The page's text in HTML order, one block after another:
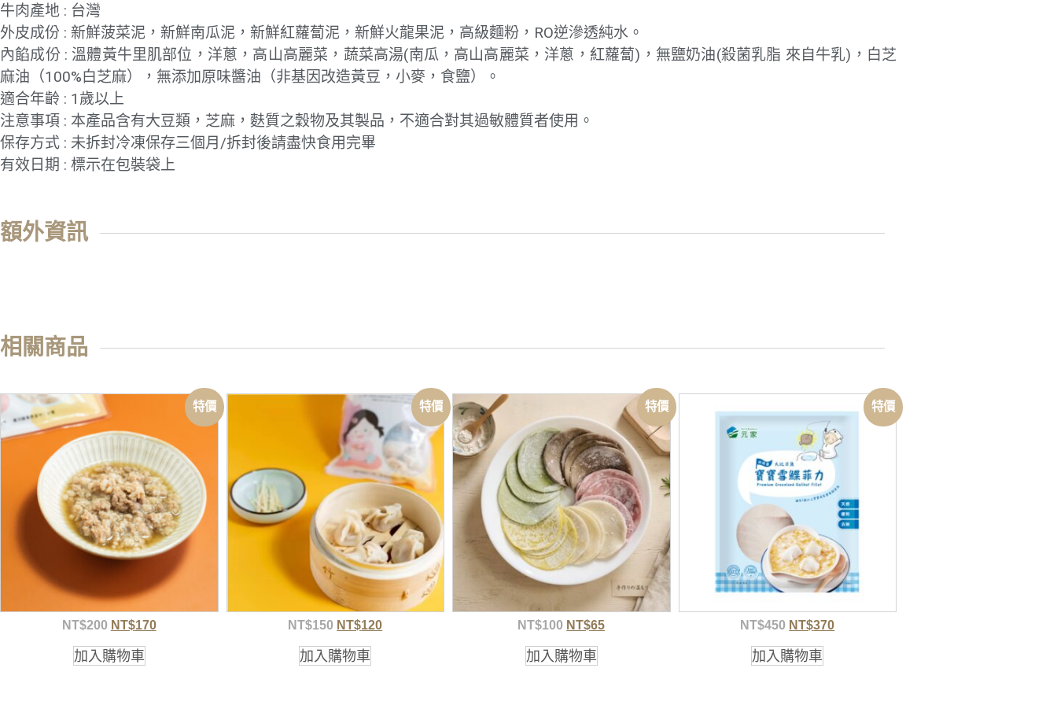
牛肉產地 : 台灣
外皮成份 : 新鮮菠菜泥，新鮮南瓜泥，新鮮紅蘿蔔泥，新鮮火龍果泥，高級麵粉，RO逆滲透純水。
內餡成份 : 溫體黃牛里肌部位，洋蔥，高山高麗菜，蔬菜高湯(南瓜，高山高麗菜，洋蔥，紅蘿蔔)，無鹽奶油(殺菌乳脂 來自牛乳)，白芝
麻油（100%白芝麻），無添加原味醬油（非基因改造黃豆，小麥，食鹽）。
適合年齡 : 1歲以上
注意事項 : 本產品含有大豆類，芝麻，麩質之穀物及其製品，不適合對其過敏體質者使用。
保存方式 : 未拆封冷凍保存三個月/拆封後請盡快食用完畢
有效日期 : 標示在包裝袋上
額外資訊
相關商品
特價
NT$200 NT$170
加入購物車
特價
NT$150 NT$120
加入購物車
特價
NT$100 NT$65
加入購物車
特價
NT$450 NT$370
加入購物車